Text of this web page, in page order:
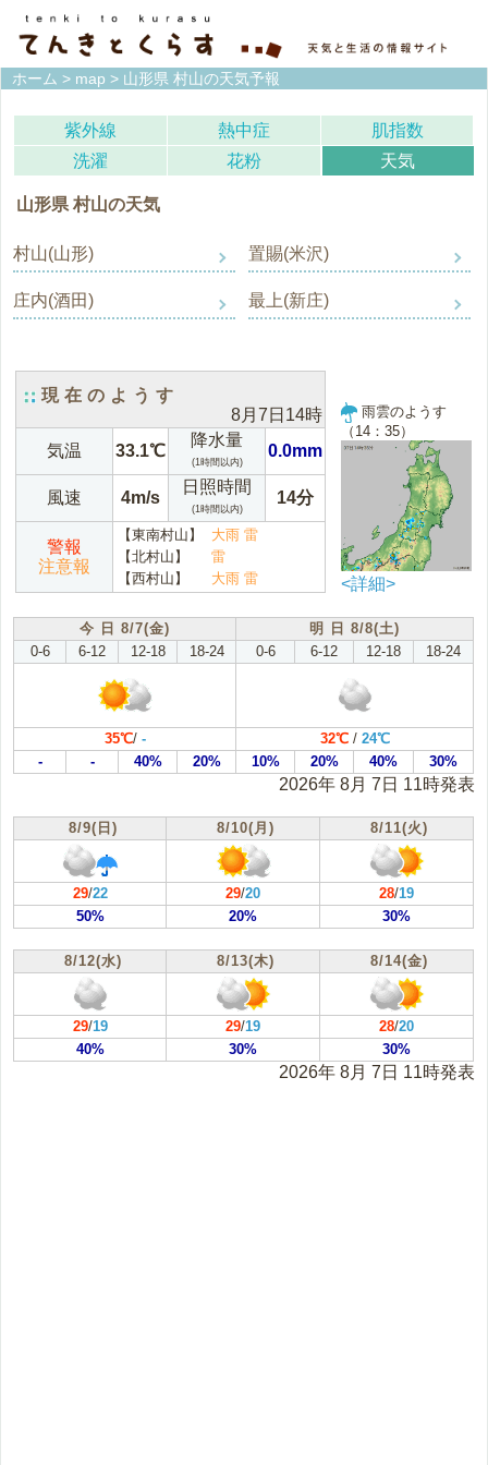
ホーム > map > 山形県 村山の天気予報
紫外線 熱中症
肌指数
洗濯
花粉 天気
山形県 村山の天気
村山(山形) 置賜(米沢)
庄内(酒田) 最上(新庄)
現在のようす
8月7日14時
気温
33.1℃
降水量
(1時間以内)
0.0mm
風速 4m/s
日照時間
(1時間以内)
14分
警報
注意報
【東南村山】
大雨 雷
【北村山】
雷
【西村山】
大雨 雷
雨雲のようす
（14：35）
<詳細>
今 日 8/7(金)
明 日 8/8(土)
0-6
6-12 12-18 18-24 0-6 6-12 12-18 18-24
35℃/ - 32℃/ 24℃
-
- 40% 20% 10% 20% 40% 30%
2026年 8月 7日 11時発表
8/9(日) 8/10(月) 8/11(火)
29/22 29/20 28/19
50%
20% 30%
8/12(水) 8/13(木) 8/14(金)
29/19 29/19 28/20
40%
30% 30%
2026年 8月 7日 11時発表